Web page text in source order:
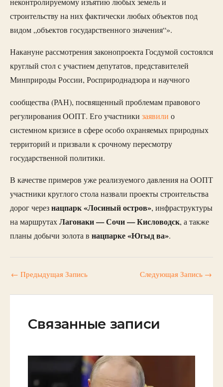
строительству на них фактически любых объектов под
видом „объектов государственного значения“».
Накануне рассмотрения законопроекта Госдумой состоялся
круглый стол с участием депутатов, представителей
Минприроды России, Росприроднадзора и научного
сообщества (РАН), посвященный проблемам правового
регулирования ООПТ. Его участники заявили о
системном кризисе в сфере особо охраняемых природных
территорий и призвали к срочному пересмотру
государственной политики.
В качестве примеров уже реализуемого давления на ООПТ
участники круглого стола назвали проекты строительства
дорог черезнацпарк «Лосиный остров», инфраструктуры
на маршрутахЛагонаки — Сочи — Кисловодск, а также
планы добычи золота в нацпарке «Югыд ва».
← Предыдущая Запись Следующая Запись →
Связанные записи